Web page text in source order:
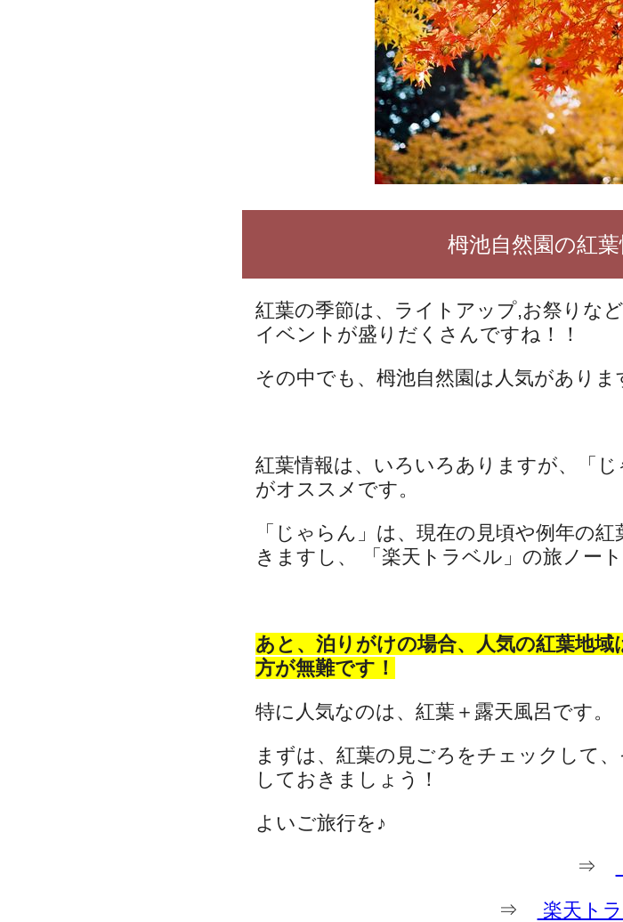
栂池自然園の紅
紅葉の季節は、ライトアップ,お祭りなど
イベントが盛りだくさんですね！！
その中でも、栂池自然園は人気がありま
紅葉情報は、いろいろありますが、「
がオススメです。
「じゃらん」は、現在の見頃や例年の
きますし、 「楽天トラベル」の旅ノー
あと、泊りがけの場合、人気の紅葉地
方が無難です！
特に人気なのは、紅葉＋露天風呂です。
まずは、紅葉の見ごろをチェックして
しておきましょう！
よいご旅行を♪
⇒
⇒
楽天ト